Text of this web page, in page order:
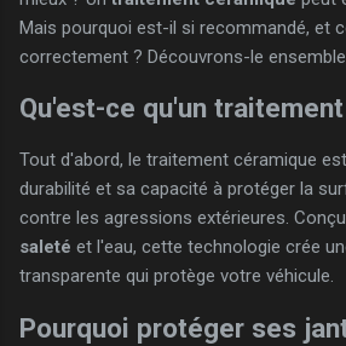
Mais pourquoi est-il si recommandé, et
correctement ? Découvrons-le ensemble.
Qu'est-ce qu'un
Tout d'abord, le traitement céramique
durabilité et sa capacité à protéger la
contre les agressions extérieures.
saleté et l'eau, cette technologie crée
transparente qui protège votre véhicule.
Pourquoi protéger ses